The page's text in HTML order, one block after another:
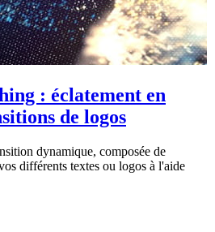
: éclatement en
de logos
dynamique, composée de
différents textes ou logos à l'aide